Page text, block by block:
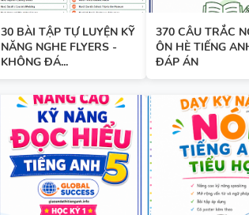
SPEAKING - TIẾNG ANH 4 -
CAMBRIDGE
SPEAKING WHEEL - TIẾNG
GLOBAL SUCCESS
30 BÀI TẬP TỰ LUYỆN KỸ
NĂNG NGHE FLYERS -
KHÔNG ĐÁ...
370 CÂU TRẮC
ÔN HÈ TIẾNG
ĐÁP ÁN